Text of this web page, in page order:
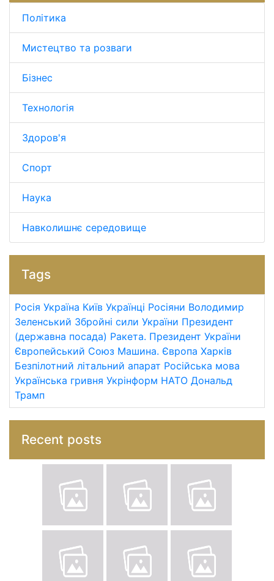
Політика
Мистецтво та розваги
Бізнес
Технологія
Здоров'я
Спорт
Наука
Навколишнє середовище
Tags
Росія Україна Київ Українці Росіяни Володимир
Зеленський Збройні сили України Президент
(державна посада) Ракета. Президент України
Європейський Союз Машина. Європа Харків
Безпілотний літальний апарат Російська мова
Українська гривня Укрінформ НАТО Дональд
Трамп
Recent posts